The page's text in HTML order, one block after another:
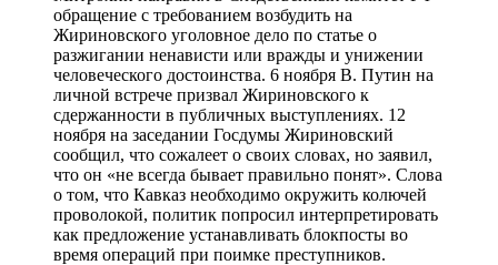
обращение с требованием возбудить на
Жириновского уголовное дело по статье о
разжигании ненависти или вражды и унижении
человеческого достоинства. 6 ноября В. Путин на
личной встрече призвал Жириновского к
сдержанности в публичных выступлениях. 12
ноября на заседании Госдумы Жириновский
сообщил, что сожалеет о своих словах, но заявил,
что он «не всегда бывает правильно понят». Слова
о том, что Кавказ необходимо окружить колючей
проволокой, политик попросил интерпретировать
как предложение устанавливать блокпосты во
время операций при поимке преступников.